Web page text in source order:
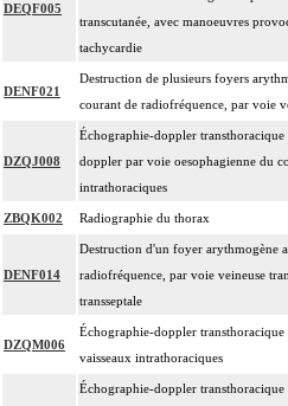
DEQF005
transcutanée, avec manoeuvres
tachycardie
DENF021
Destruction de plusieurs foyers
courant de radiofréquence, par voie
DZQJ008
Échographie-doppler transthoracique
doppler par voie oesophagienne du
intrathoraciques
ZBQK002 Radiographie du thorax
DENF014
Destruction d'un foyer arythmogène
radiofréquence, par voie veineuse
transseptale
DZQM006
Échographie-doppler transthoracique
vaisseaux intrathoraciques
Échographie-doppler transthoracique